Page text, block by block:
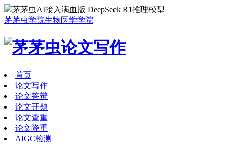
茅茅虫AI接入满血版 DeepSeek R1推理模型
茅茅虫学院生物医学学院
首页
论文写作
论文答辩
论文开题
论文查重
论文降重
AIGC检测